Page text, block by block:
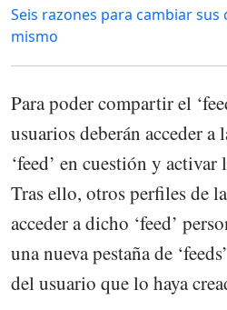
Seis razones para cambiar
mismo
Para poder compartir el
usuarios deberán acceder
‘feed’ en cuestión y
Tras ello, otros perfiles de
acceder a dicho ‘feed’
una nueva pestaña de
del usuario que lo haya